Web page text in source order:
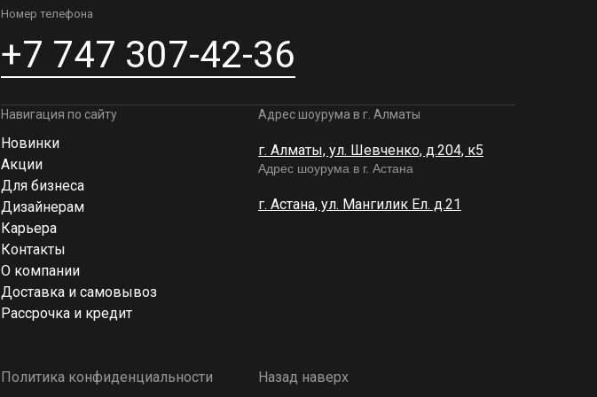
Номер телефона
+7 747 307-42-36
Навигация по сайту
Новинки
Акции
Для бизнеса
Дизайнерам
Карьера
Контакты
О компании
Доставка и самовывоз
Рассрочка и кредит
Адрес шоурума в г. Алматы
г. Алматы, ул. Шевченко, д.204, к5
Адрес шоурума в г. Астана
г. Астана, ул. Мангилик Ел. д.21
Политика конфиденциальности Назад наверх